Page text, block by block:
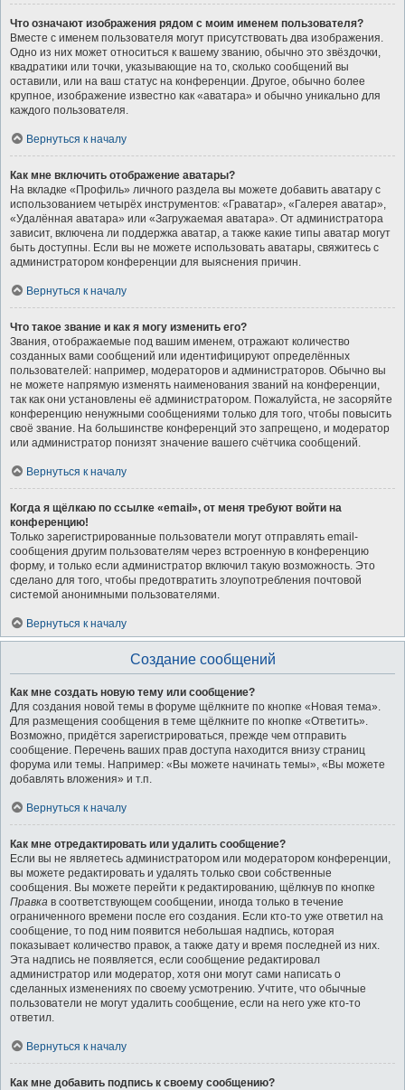
Что означают изображения рядом с моим именем пользователя?
Вместе с именем пользователя могут присутствовать два изображения.
Одно из них может относиться к вашему званию, обычно это звёздочки,
квадратики или точки, указывающие на то, сколько сообщений вы
оставили, или на ваш статус на конференции. Другое, обычно более
крупное, изображение известно как «аватара» и обычно уникально для
каждого пользователя.
Вернуться к началу
Как мне включить отображение аватары?
На вкладке «Профиль» личного раздела вы можете добавить аватару с
использованием четырёх инструментов: «Граватар», «Галерея аватар»,
«Удалённая аватара» или «Загружаемая аватара». От администратора
зависит, включена ли поддержка аватар, а также какие типы аватар могут
быть доступны. Если вы не можете использовать аватары, свяжитесь с
администратором конференции для выяснения причин.
Вернуться к началу
Что такое звание и как я могу изменить его?
Звания, отображаемые под вашим именем, отражают количество
созданных вами сообщений или идентифицируют определённых
пользователей: например, модераторов и администраторов. Обычно вы
не можете напрямую изменять наименования званий на конференции,
так как они установлены её администратором. Пожалуйста, не засоряйте
конференцию ненужными сообщениями только для того, чтобы повысить
своё звание. На большинстве конференций это запрещено, и модератор
или администратор понизят значение вашего счётчика сообщений.
Вернуться к началу
Когда я щёлкаю по ссылке «email», от меня требуют войти на
конференцию!
Только зарегистрированные пользователи могут отправлять email-
сообщения другим пользователям через встроенную в конференцию
форму, и только если администратор включил такую возможность. Это
сделано для того, чтобы предотвратить злоупотребления почтовой
системой анонимными пользователями.
Вернуться к началу
Создание сообщений
Как мне создать новую тему или сообщение?
Для создания новой темы в форуме щёлкните по кнопке «Новая тема».
Для размещения сообщения в теме щёлкните по кнопке «Ответить».
Возможно, придётся зарегистрироваться, прежде чем отправить
сообщение. Перечень ваших прав доступа находится внизу страниц
форума или темы. Например: «Вы можете начинать темы», «Вы можете
добавлять вложения» и т.п.
Вернуться к началу
Как мне отредактировать или удалить сообщение?
Если вы не являетесь администратором или модератором конференции,
вы можете редактировать и удалять только свои собственные
сообщения. Вы можете перейти к редактированию, щёлкнув по кнопке
Правка в соответствующем сообщении, иногда только в течение
ограниченного времени после его создания. Если кто-то уже ответил на
сообщение, то под ним появится небольшая надпись, которая
показывает количество правок, а также дату и время последней из них.
Эта надпись не появляется, если сообщение редактировал
администратор или модератор, хотя они могут сами написать о
сделанных изменениях по своему усмотрению. Учтите, что обычные
пользователи не могут удалить сообщение, если на него уже кто-то
ответил.
Вернуться к началу
Как мне добавить подпись к своему сообщению?